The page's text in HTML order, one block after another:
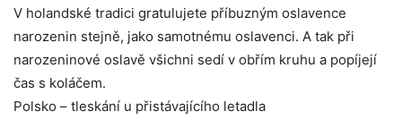
V holandské tradici gratulujete příbuzným oslavence
narozenin stejně, jako samotnému oslavenci. A tak při
narozeninové oslavě všichni sedí v obřím kruhu a popíjejí
čas s koláčem.
Polsko – tleskání u přistávajícího letadla